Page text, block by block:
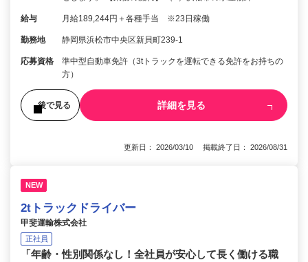
給与 月給189,244円＋各種手当 ※23日稼働
勤務地 静岡県浜松市中央区新貝町239-1
応募資格
準中型自動車免許（3tトラックを運転できる免許をお持ちの
方）
後で見る 詳細を見る
更新日： 2026/03/10 掲載終了日： 2026/08/31
NEW
2tトラックドライバー
甲斐運輸株式会社
正社員
「年齢・性別関係なし！全社員が安心して長く働ける職